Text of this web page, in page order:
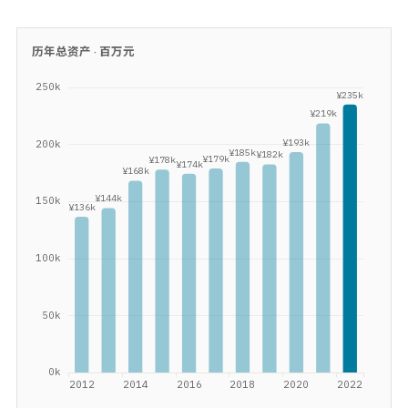
历年总资产 · 百万元